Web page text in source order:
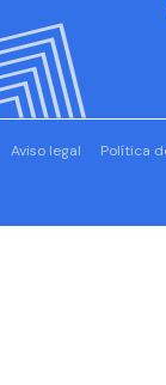
Aviso legal Política